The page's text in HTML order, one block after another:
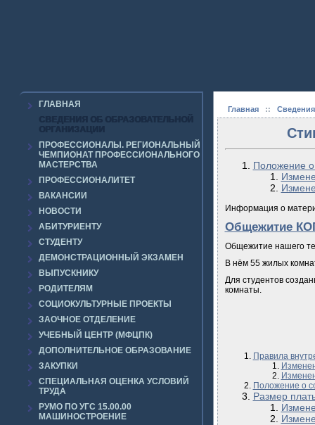
ГЛАВНАЯ
ПРОФЕССИОНАЛЫ. РЕГИОНАЛЬНЫЙ
ЧЕМПИОНАТ ПРОФЕССИОНАЛЬНОГО
МАСТЕРСТВА
ПРОФЕССИОНАЛИТЕТ
ВАКАНСИИ
НОВОСТИ
АБИТУРИЕНТУ
СТУДЕНТУ
ДЕМОНСТРАЦИОННЫЙ ЭКЗАМЕН
ВЫПУСКНИКУ
РОДИТЕЛЯМ
СОЦИОКУЛЬТУРНЫЕ ПРОЕКТЫ
ЗАОЧНОЕ ОТДЕЛЕНИЕ
УЧЕБНЫЙ ЦЕНТР (МФЦПК)
ДОПОЛНИТЕЛЬНОЕ ОБРАЗОВАНИЕ
ЗАКУПКИ
СПЕЦИАЛЬНАЯ ОЦЕНКА УСЛОВИЙ
ТРУДА
РУМО ПО УГС 15.00.00
МАШИНОСТРОЕНИЕ
Главная::
Положение
Информация о
Общежитие
Общежитие нашего
В нём 55 жилых
Для студентов
комнаты.
Правила
Положение о
Размер